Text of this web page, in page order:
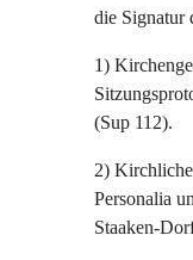
die Signatur
1)
(Sup 112).
2)
Personalia
Staaken-